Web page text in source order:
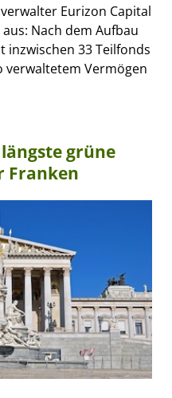
Eurizon Capital
aus: Nach dem Aufbau
inzwischen 33 Teilfonds
verwaltetem Vermögen
grüne
Franken